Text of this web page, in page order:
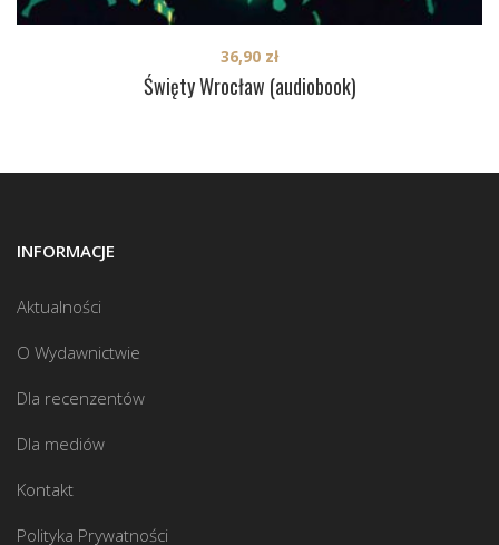
Święty Wrocław (audiobook)
36,90 zł
INFORMACJE
Aktualności
O Wydawnictwie
Dla recenzentów
Dla mediów
Kontakt
Polityka Prywatności